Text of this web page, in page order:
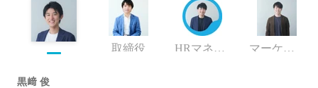
取締役 HRマネージャー マーケティング責任者・新規事業責任者
黒﨑 俊